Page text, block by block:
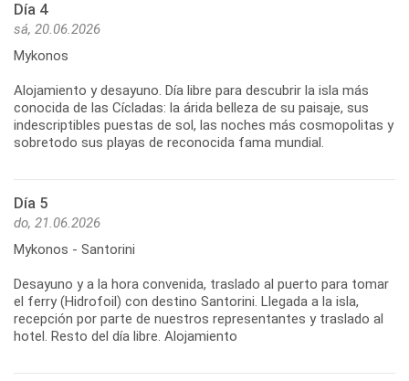
Día 4
sá, 20.06.2026
Mykonos
Alojamiento y desayuno. Día libre para descubrir la isla más
conocida de las Cícladas: la árida belleza de su paisaje, sus
indescriptibles puestas de sol, las noches más cosmopolitas y
sobretodo sus playas de reconocida fama mundial.
Día 5
do, 21.06.2026
Mykonos - Santorini
Desayuno y a la hora convenida, traslado al puerto para tomar
el ferry (Hidrofoil) con destino Santorini. Llegada a la isla,
recepción por parte de nuestros representantes y traslado al
hotel. Resto del día libre. Alojamiento